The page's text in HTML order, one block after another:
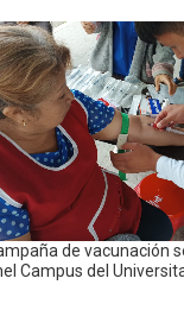
de vacunación
Campus del